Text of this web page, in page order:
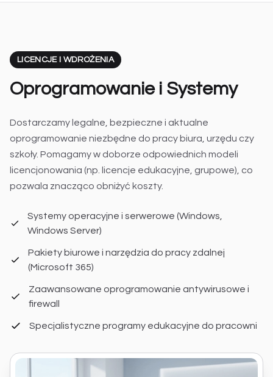
LICENCJE I WDROŻENIA
Oprogramowanie i Systemy
Dostarczamy legalne, bezpieczne i aktualne
oprogramowanie niezbędne do pracy biura, urzędu czy
szkoły. Pomagamy w doborze odpowiednich modeli
licencjonowania (np. licencje edukacyjne, grupowe), co
pozwala znacząco obniżyć koszty.
Systemy operacyjne i serwerowe (Windows,
Windows Server)
Pakiety biurowe i narzędzia do pracy zdalnej
(Microsoft 365)
Zaawansowane oprogramowanie antywirusowe i
firewall
Specjalistyczne programy edukacyjne do pracowni